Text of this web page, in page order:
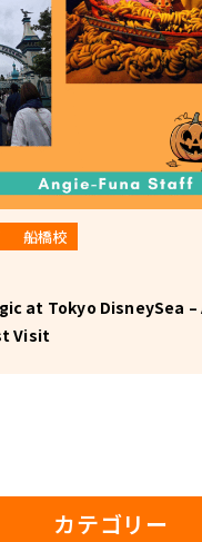
船橋校
at Tokyo DisneySea –
Visit
カテゴリー